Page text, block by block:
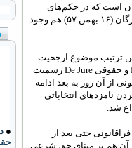
جمهوری بنی‌صدر (۱۵ بهمن ۵۸) دقیقا‌‌‌ً همان است که در حکم‌های
تشکیل شورای انقلاب (۲۲ دی ۵۷) و حکم تشکیل دولت موقت به نخست‌وزیری بازرگان (۱۶ بهمن ۵۷) هم وجود
ترتیب موضوع ارجحیت
حق شرعی بر حق قانونی در عملکردهای کلان حکومتی به صورت اجرایی De facto و حقوقی De Jure رسمیت
از آن روز به بعد ادامه
نامزدهای انتخاباتی
شد.
رویه فراقانونی حتی بعد از
اساسی بود؛ در حالی که حکم نخست‌وزیری بازرگان در بهمن ٥٧، که آن هم بر مبنای حق شرعی
●